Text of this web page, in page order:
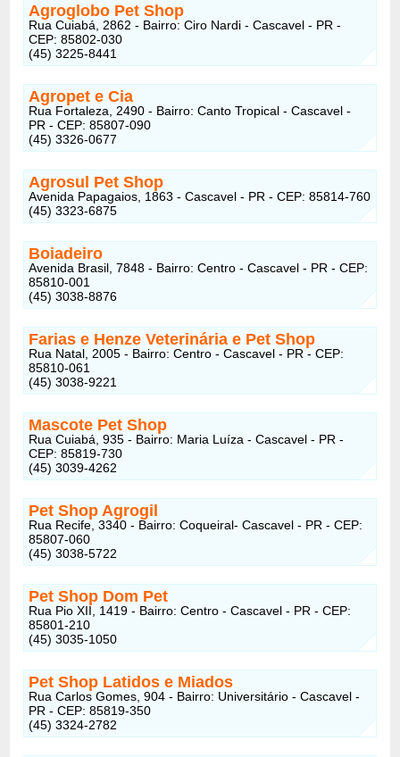
Agroglobo Pet Shop
Rua Cuiabá, 2862 - Bairro: Ciro Nardi - Cascavel - PR -
CEP: 85802-030
(45) 3225-8441
Agropet e Cia
Rua Fortaleza, 2490 - Bairro: Canto Tropical - Cascavel -
PR - CEP: 85807-090
(45) 3326-0677
Agrosul Pet Shop
Avenida Papagaios, 1863 - Cascavel - PR - CEP: 85814-760
(45) 3323-6875
Boiadeiro
Avenida Brasil, 7848 - Bairro: Centro - Cascavel - PR - CEP:
85810-001
(45) 3038-8876
Farias e Henze Veterinária e Pet Shop
Rua Natal, 2005 - Bairro: Centro - Cascavel - PR - CEP:
85810-061
(45) 3038-9221
Mascote Pet Shop
Rua Cuiabá, 935 - Bairro: Maria Luíza - Cascavel - PR -
CEP: 85819-730
(45) 3039-4262
Pet Shop Agrogil
Rua Recife, 3340 - Bairro: Coqueiral- Cascavel - PR - CEP:
85807-060
(45) 3038-5722
Pet Shop Dom Pet
Rua Pio XII, 1419 - Bairro: Centro - Cascavel - PR - CEP:
85801-210
(45) 3035-1050
Pet Shop Latidos e Miados
Rua Carlos Gomes, 904 - Bairro: Universitário - Cascavel -
PR - CEP: 85819-350
(45) 3324-2782